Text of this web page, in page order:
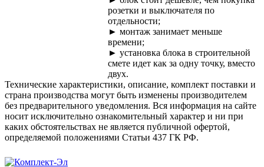
розетки и выключателя по
отдельности;
► монтаж занимает меньше
времени;
► установка блока в строительной
смете идет как за одну точку, вместо
двух.
Технические характеристики, описание, комплект поставки и
страна производства могут быть изменены производителем
без предварительного уведомления. Вся информация на сайте
носит исключительно ознакомительный характер и ни при
каких обстоятельствах не является публичной офертой,
определяемой положениями Статьи 437 ГК РФ.